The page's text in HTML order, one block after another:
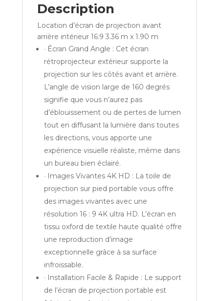
Description
Location d’écran de projection avant
arrière intérieur 16:9 3.36 m x 1.90 m
· Écran Grand Angle : Cet écran
rétroprojecteur extérieur supporte la
projection sur les côtés avant et arrière.
L’angle de vision large de 160 degrés
signifie que vous n’aurez pas
d’éblouissement ou de pertes de lumen
tout en diffusant la lumière dans toutes
les directions, vous apporte une
expérience visuelle réaliste, même dans
un bureau bien éclairé.
· Images Vivantes 4K HD : La toile de
projection sur pied portable vous offre
des images vivantes avec une
résolution 16 : 9 4K ultra HD. L’écran en
tissu oxford de textile haute qualité offre
une reproduction d’image
exceptionnelle grâce à sa surface
infroissable.
· Installation Facile & Rapide : Le support
de l’écran de projection portable est